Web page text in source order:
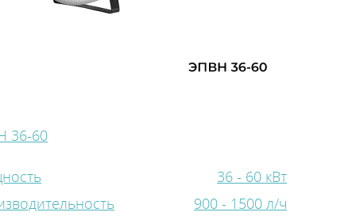
Проточные электрические водонагреватели
36-60
36 - 60 кВт
900 - 1500 л/ч